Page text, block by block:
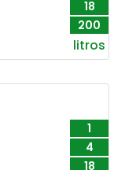
18
200
litros
1
4
18